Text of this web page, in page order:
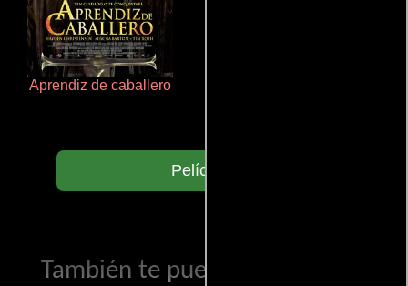
Aprendiz de caballero
Películas
También te puede interesar...